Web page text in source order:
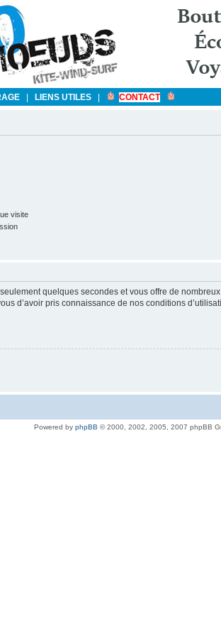
LIENS UTILES CONTACT
visite
quelques secondes et vous offre de
d’avoir pris connaissance de nos conditions
Powered by phpBB © 2000, 2002, 2005, 2007 phpBB